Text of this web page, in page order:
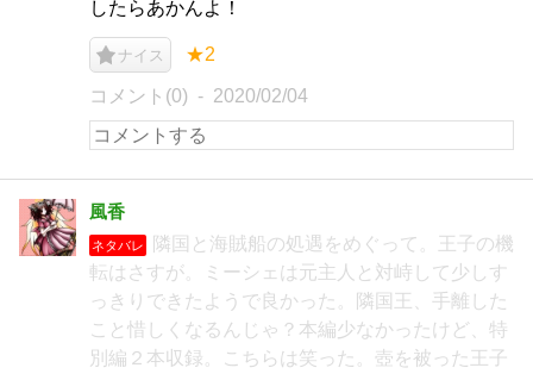
したらあかんよ！
ナイス ★2
コメント(0) 2020/02/04
風香
ネタバレ
隣国と海賊船の処遇をめぐって。王子の機
転はさすが。ミーシェは元主人と対峙して少しす
っきりできたようで良かった。隣国王、手離した
こと惜しくなるんじゃ？本編少なかったけど、特
別編２本収録。こちらは笑った。壺を被った王子